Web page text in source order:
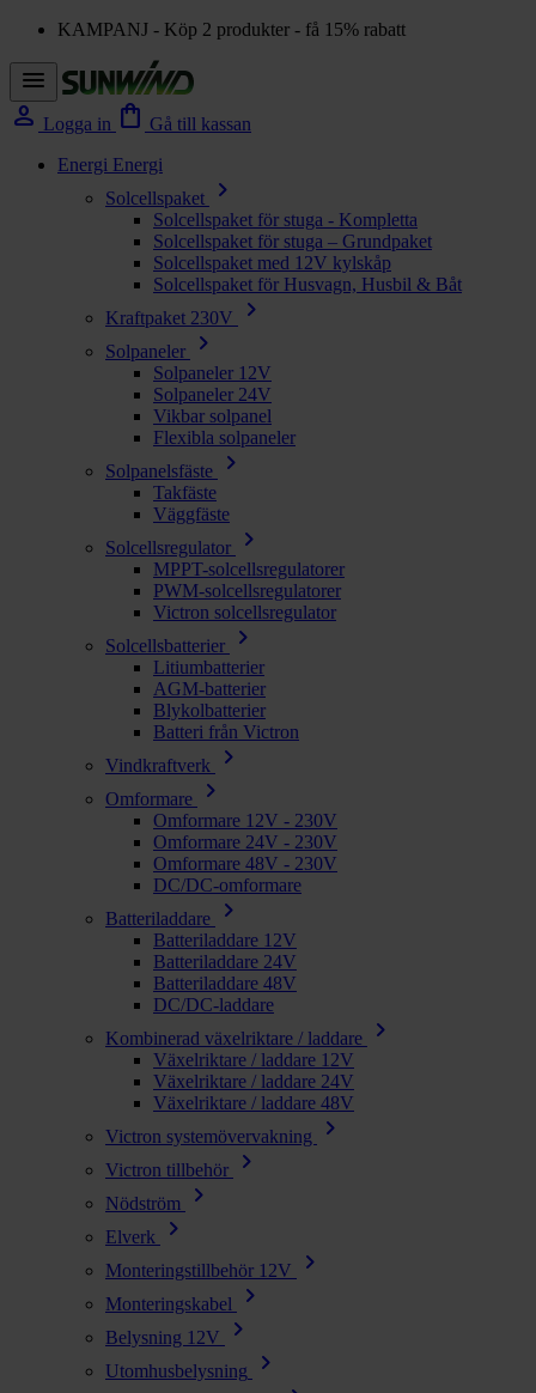
KAMPANJ - Köp 2 produkter - få 15% rabatt
menu
person Logga in shopping_bag Gå till kassan
Energi Energi
Solcellspaket
chevron_right
Solcellspaket för stuga - Kompletta
Solcellspaket för stuga – Grundpaket
Solcellspaket med 12V kylskåp
Solcellspaket för Husvagn, Husbil & Båt
Kraftpaket 230V
chevron_right
Solpaneler chevron_right
Solpaneler 12V
Solpaneler 24V
Vikbar solpanel
Flexibla solpaneler
Solpanelsfäste
chevron_right
Takfäste
Väggfäste
Solcellsregulator
chevron_right
MPPT-solcellsregulatorer
PWM-solcellsregulatorer
Victron solcellsregulator
Solcellsbatterier
chevron_right
Litiumbatterier
AGM-batterier
Blykolbatterier
Batteri från Victron
Vindkraftverk
chevron_right
Omformare chevron_right
Omformare 12V - 230V
Omformare 24V - 230V
Omformare 48V - 230V
DC/DC-omformare
Batteriladdare
chevron_right
Batteriladdare 12V
Batteriladdare 24V
Batteriladdare 48V
DC/DC-laddare
Kombinerad växelriktare / laddare
chevron_right
Växelriktare / laddare 12V
Växelriktare / laddare 24V
Växelriktare / laddare 48V
Victron systemövervakning
chevron_right
Victron tillbehör chevron_right
Nödström chevron_right
Elverk chevron_right
Monteringstillbehör 12V chevron_right
Monteringskabel chevron_right
Belysning 12V chevron_right
Utomhusbelysning chevron_right